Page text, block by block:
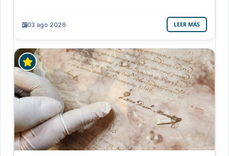
03 ago 2026 LEER MÁS